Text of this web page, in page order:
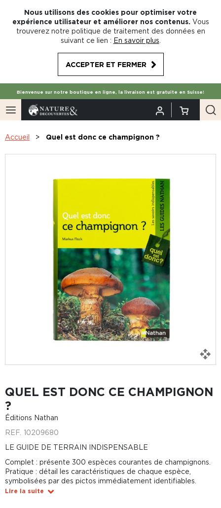
Nous utilisons des cookies pour optimiser votre
expérience utilisateur et améliorer nos contenus. Vous
trouverez notre politique de traitement des données en
suivant ce lien : En savoir plus
ACCEPTER ET FERMER
Bienvenue sur notre boutique en ligne, la livraison est gratuite en Suisse!
Accueil Quel est donc ce champignon ?
QUEL EST DONC CE CHAMPIGNON
?
Éditions Nathan
REF. 10209680
LE GUIDE DE TERRAIN INDISPENSABLE
Complet : présente 300 espèces courantes de champignons.
Pratique : détail les caractéristiques de chaque espèce,
symbolisées par des pictos immédiatement identifiables.
Lire la suite